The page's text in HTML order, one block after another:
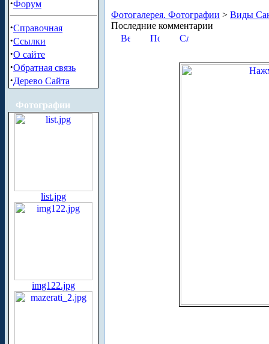
·Форум
·Справочная
·Ссылки
·О сайте
·Обратная связь
·Дерево Сайта
Фотографии
list.jpg
img122.jpg
Фотогалерея. Фотографии > Виды
Последние комментарии